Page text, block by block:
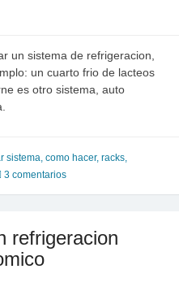
un sistema de refrigeracion,
un cuarto frio de lacteos
es otro sistema, auto
sistema, como hacer, racks,
3 comentarios
refrigeracion